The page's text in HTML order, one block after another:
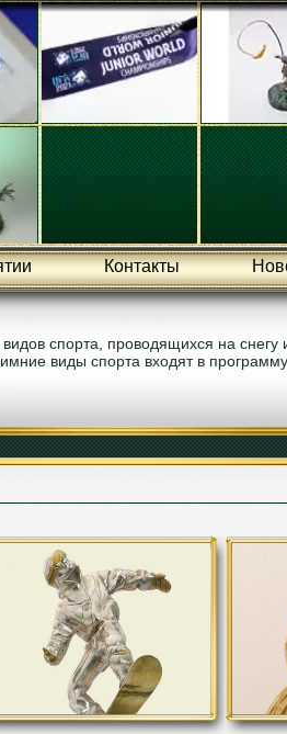
Контакты
спорта, проводящихся на снегу
виды спорта входят в